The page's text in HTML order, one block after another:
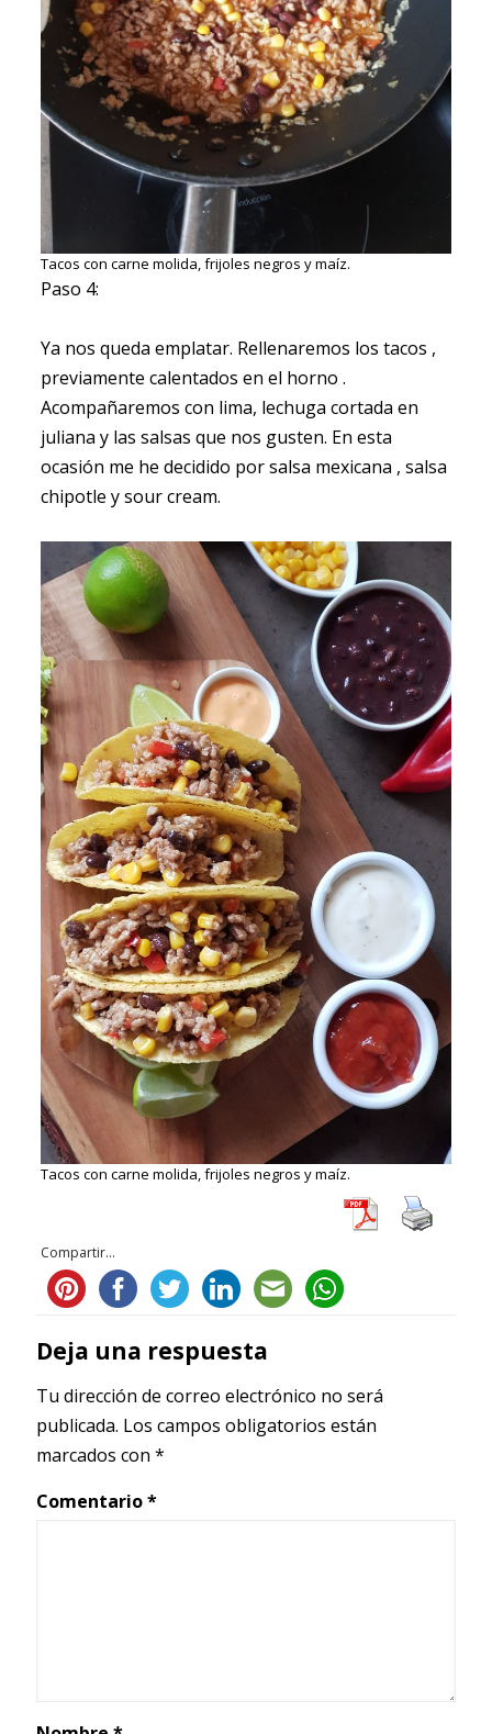
Tacos con carne molida, frijoles negros y maíz.
Paso 4:
Ya nos queda emplatar. Rellenaremos los tacos ,
previamente calentados en el horno .
Acompañaremos con lima, lechuga cortada en
juliana y las salsas que nos gusten. En esta
ocasión me he decidido por salsa mexicana , salsa
chipotle y sour cream.
Tacos con carne molida, frijoles negros y maíz.
Compartir...
Deja una respuesta
Tu dirección de correo electrónico no será
publicada. Los campos obligatorios están
marcados con *
Comentario*